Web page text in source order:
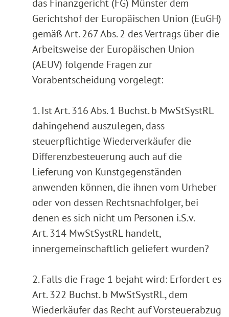
das Finanzgericht (FG) Münster dem
Gerichtshof der Europäischen Union (EuGH)
gemäß Art. 267 Abs. 2 des Vertrags über die
Arbeitsweise der Europäischen Union
(AEUV) folgende Fragen zur
Vorabentscheidung vorgelegt:
1. Ist Art. 316 Abs. 1 Buchst. b MwStSystRL
dahingehend auszulegen, dass
steuerpflichtige Wiederverkäufer die
Differenzbesteuerung auch auf die
Lieferung von Kunstgegenständen
anwenden können, die ihnen vom Urheber
oder von dessen Rechtsnachfolger, bei
denen es sich nicht um Personen i.S.v.
Art. 314 MwStSystRL handelt,
innergemeinschaftlich geliefert wurden?
2. Falls die Frage 1 bejaht wird: Erfordert es
Art. 322 Buchst. b MwStSystRL, dem
Wiederkäufer das Recht auf Vorsteuerabzug